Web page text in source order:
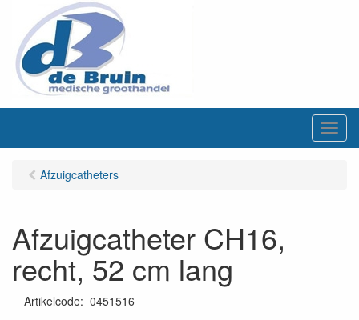
M
e
Afzuigcatheters
Afzuigcatheter CH16,
recht, 52 cm lang
Artikelcode: 0451516